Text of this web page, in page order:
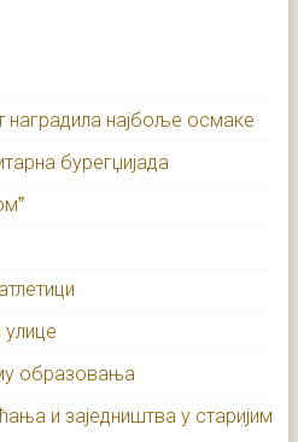
наградила најбоље осмаке
бурегџијада
образовања
и заједништва у старијим